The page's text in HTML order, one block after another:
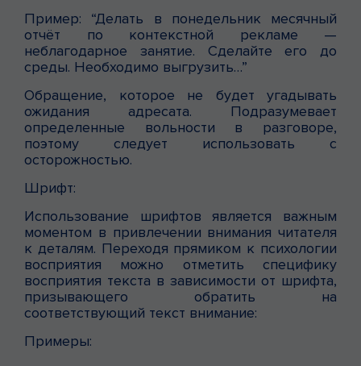
Пример: “Делать в понедельник месячный
отчёт по контекстной рекламе —
неблагодарное занятие. Сделайте его до
среды. Необходимо выгрузить…”
Обращение, которое не будет угадывать
ожидания адресата. Подразумевает
определенные вольности в разговоре,
поэтому следует использовать с
осторожностью.
Шрифт:
Использование шрифтов является важным
моментом в привлечении внимания читателя
к деталям. Переходя прямиком к психологии
восприятия можно отметить специфику
восприятия текста в зависимости от шрифта,
призывающего обратить на
соответствующий текст внимание:
Примеры: